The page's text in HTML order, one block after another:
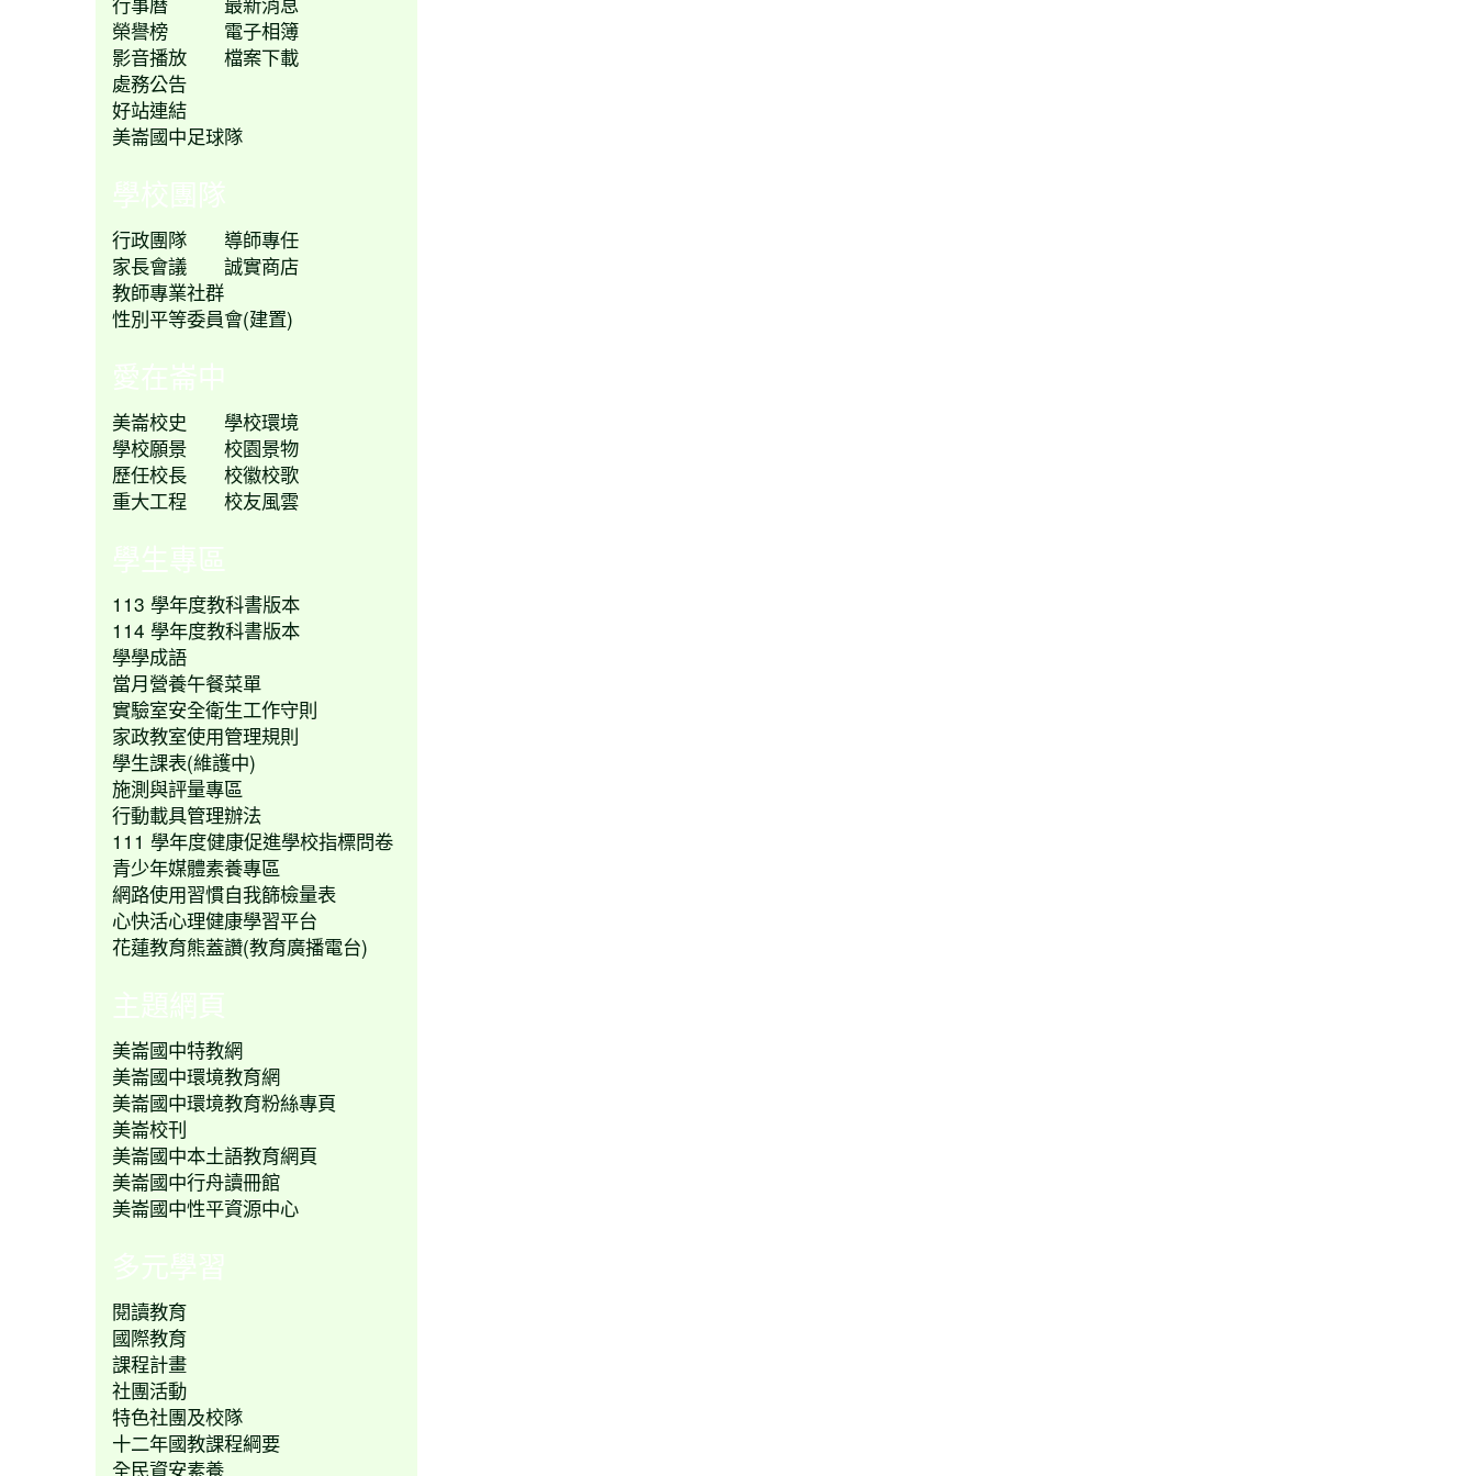
榮譽榜
電子相簿
影音播放
檔案下載
處務公告
好站連結
美崙國中足球隊
學校團隊
行政團隊
導師專任
家長會議
誠實商店
教師專業社群
性別平等委員會(建置)
愛在崙中
美崙校史
學校環境
學校願景
校園景物
歷任校長
校徽校歌
重大工程
校友風雲
學生專區
113 學年度教科書版本
114 學年度教科書版本
學學成語
當月營養午餐菜單
實驗室安全衛生工作守則
家政教室使用管理規則
學生課表(維護中)
施測與評量專區
行動載具管理辦法
111 學年度健康促進學校指標問卷
青少年媒體素養專區
網路使用習慣自我篩檢量表
心快活心理健康學習平台
花蓮教育熊蓋讚(教育廣播電台)
主題網頁
美崙國中特教網
美崙國中環境教育網
美崙國中環境教育粉絲專頁
美崙校刊
美崙國中本土語教育網頁
美崙國中行舟讀冊館
美崙國中性平資源中心
多元學習
閱讀教育
國際教育
課程計畫
社團活動
特色社團及校隊
十二年國教課程綱要
全民資安素養